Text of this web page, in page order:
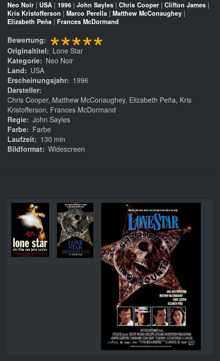
Neo Noir | USA | 1996 | John Sayles | Chris Cooper | Clifton James |
Kris Kristofferson | Marco Perella | Matthew McConaughey |
Elizabeth Peña | Frances McDormand
Bewertung *****
Originaltitel
Lone Star
Kategorie
Neo Noir
Land
USA
Erscheinungsjahr
1996
Darsteller
Chris Cooper, Matthew McConaughey, Elizabeth Peña, Kris
Kristofferson, Frances McDormand
Regie John Sayles
Farbe
Farbe
Laufzeit
130 min
Bildformat Widescreen